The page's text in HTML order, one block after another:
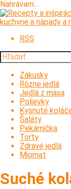
Nahrávam...
Prejsť
na
kuchyne a nápady a
RSS
Hľadať:
Zákusky
Rôzne jedlá
Jedlá z mäsa
Polievky
Kysnuté
Šaláty
Pekárnička
Torty
Zdravé jedlá
Miomat
Suché